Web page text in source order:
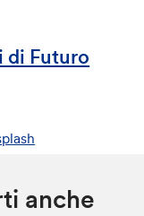
di Futuro
anche